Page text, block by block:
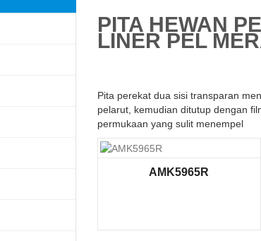
PITA HEWAN
LINER PEL
Pita perekat dua sisi transparan
pelarut, kemudian ditutup dengan
permukaan yang sulit menempel
AMK5965R